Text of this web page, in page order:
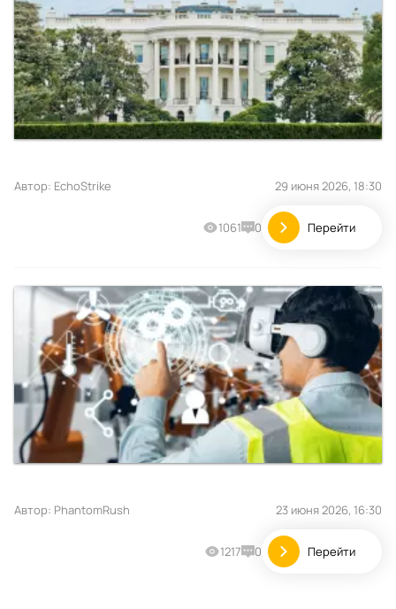
Автор: EchoStrike 29 июня 2026, 18:30
1061 0 Перейти
Автор: PhantomRush 23 июня 2026, 16:30
1217 0 Перейти